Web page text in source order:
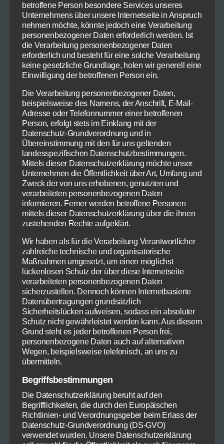
2 EL Pinienkerne
Sultaninen
frische Petersilie
Weißweinessig
1 TL Dijon Senf
3 TL Honig
©Thomas Michael Glaw @ steaktogether
Zunächst wird der Blumenkohl in kleinere
Röschen zerteilt, dann in Portionen in
kochendem Salzwasser blanchiert und
anschließend in Eiswasser (ja: Eiswasser. Kaltes
Wasser aus dem Wasserhahn genügt nicht)
abgeschreckt.
Danach trocknet man das Gemüse und wendet
es in einer Mischung aus Mehl mit einem
Teelöffel Salz und einer guten Prise frisch
gemahlenem schwarzem Pfeffer.
betroffene Person besondere Services unseres
Unternehmens über unsere Internetseite in Anspruch
nehmen möchte, könnte jedoch eine Verarbeitung
personenbezogener Daten erforderlich werden. Ist
die Verarbeitung personenbezogener Daten
erforderlich und besteht für eine solche Verarbeitung
keine gesetzliche Grundlage, holen wir generell eine
Einwilligung der betroffenen Person ein.
Die Verarbeitung personenbezogener Daten,
beispielsweise des Namens, der Anschrift, E-Mail-
Adresse oder Telefonnummer einer betroffenen
Person, erfolgt stets im Einklang mit der
Datenschutz-Grundverordnung und in
Übereinstimmung mit den für uns geltenden
landesspezifischen Datenschutzbestimmungen.
Mittels dieser Datenschutzerklärung möchte unser
Unternehmen die Öffentlichkeit über Art, Umfang und
Zweck der von uns erhobenen, genutzten und
verarbeiteten personenbezogenen Daten
informieren. Ferner werden betroffene Personen
mittels dieser Datenschutzerklärung über die ihnen
zustehenden Rechte aufgeklärt.
Wir haben als für die Verarbeitung Verantwortlicher
zahlreiche technische und organisatorische
Maßnahmen umgesetzt, um einen möglichst
lückenlosen Schutz der über diese Internetseite
verarbeiteten personenbezogenen Daten
sicherzustellen. Dennoch können Internetbasierte
Datenübertragungen grundsätzlich
Sicherheitslücken aufweisen, sodass ein absoluter
Schutz nicht gewährleistet werden kann. Aus diesem
Grund steht es jeder betroffenen Person frei,
personenbezogene Daten auch auf alternativen
Wegen, beispielsweise telefonisch, an uns zu
übermitteln.
Begriffsbestimmungen
Die Datenschutzerklärung beruht auf den
Begrifflichkeiten, die durch den Europäischen
Richtlinien- und Verordnungsgeber beim Erlass der
Datenschutz-Grundverordnung (DS-GVO)
verwendet wurden. Unsere Datenschutzerklärung